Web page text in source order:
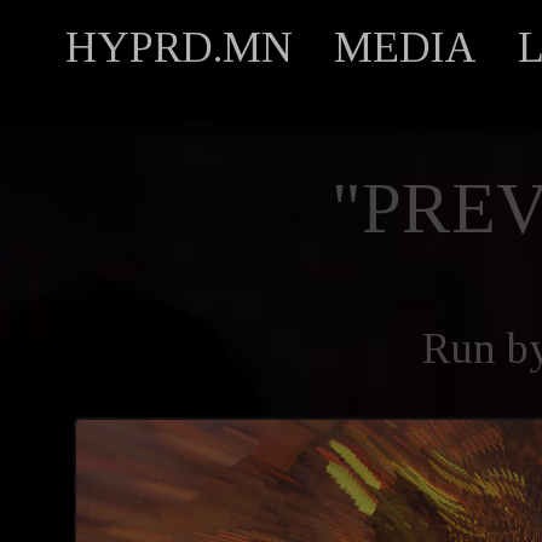
HYPRD.MN MEDIA
Run